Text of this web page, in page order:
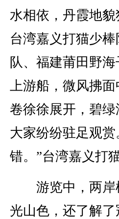
水相依，丹霞地
台湾嘉义打猫少
队、福建莆田野
上游船，微风拂
卷徐徐展开，碧
大家纷纷驻足观
错。”台湾嘉义打
游览中，两岸
光山色，还了解